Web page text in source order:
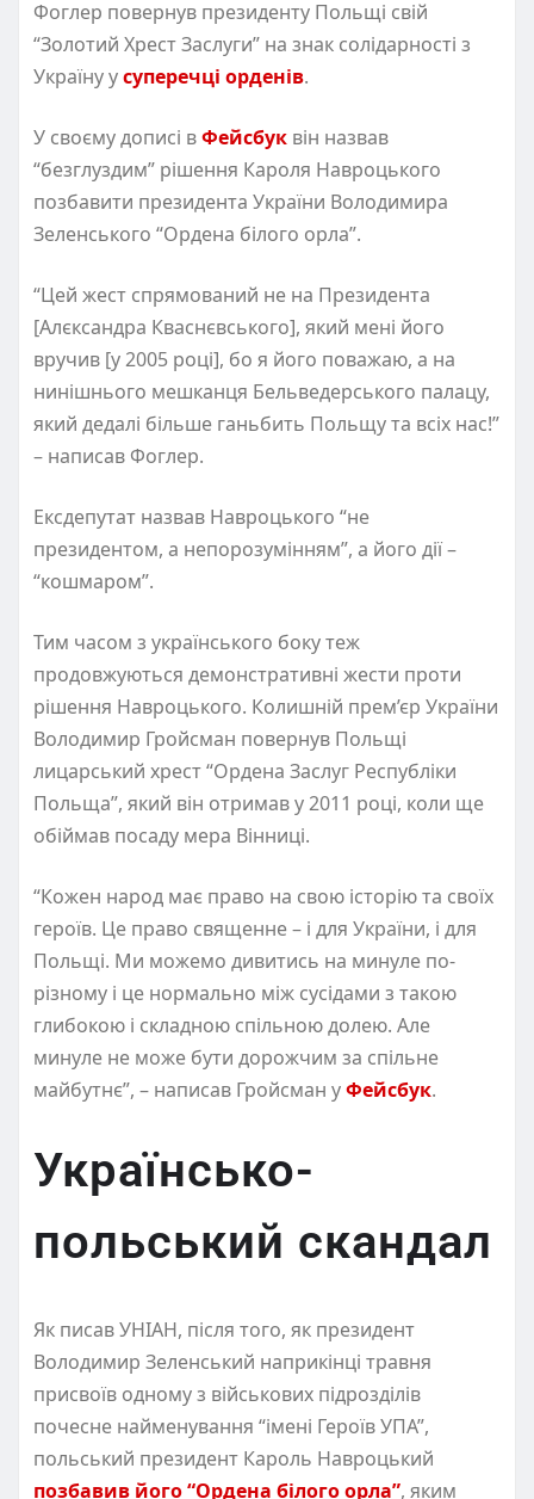
Фоглер повернув президенту Польщі свій
“Золотий Хрест Заслуги” на знак солідарності з
Україну усуперечці орденів.
У своєму дописі вФейсбук він назвав
“безглуздим” рішення Кароля Навроцького
позбавити президента України Володимира
Зеленського “Ордена білого орла”.
“Цей жест спрямований не на Президента
[Алєксандра Кваснєвського], який мені його
вручив [у 2005 році], бо я його поважаю, а на
нинішнього мешканця Бельведерського палацу,
який дедалі більше ганьбить Польщу та всіх нас!”
– написав Фоглер.
Ексдепутат назвав Навроцького “не
президентом, а непорозумінням”, а його дії –
“кошмаром”.
Тим часом з українського боку теж
продовжуються демонстративні жести проти
рішення Навроцького. Колишній прем’єр України
Володимир Гройсман повернув Польщі
лицарський хрест “Ордена Заслуг Республіки
Польща”, який він отримав у 2011 році, коли ще
обіймав посаду мера Вінниці.
“Кожен народ має право на свою історію та своїх
героїв. Це право священне – і для України, і для
Польщі. Ми можемо дивитись на минуле по-
різному і це нормально між сусідами з такою
глибокою і складною спільною долею. Але
минуле не може бути дорожчим за спільне
майбутнє”, – написав Гройсман уФейсбук.
Українсько-
польський скандал
Як писав УНІАН, після того, як президент
Володимир Зеленський наприкінці травня
присвоїв одному з військових підрозділів
почесне найменування “імені Героїв УПА”,
польський президент Кароль Навроцький
позбавив його “Ордена білого орла”, яким